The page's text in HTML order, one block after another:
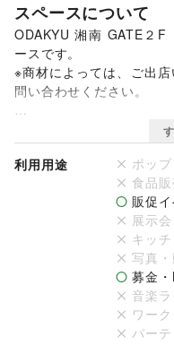
スペースについて
ODAKYU 湘南 GATE２F
ースです。
※商材によっては、ご出
問い合わせください。
・駅利用者の目に留ま
ー江ノ電とJR・小田急
行量・視認性ともに抜群
・観光客が多く訪れるエ
－江の島・鎌倉方面へ
・幅広い年齢層が行き
－学生からファミリー
トにアプローチが可能。
地元の逸品や新しいブラ
軟な活用が可能です。
利用用途
ポッ
食品
販促イ
展示
キッ
写真
募金
音楽
ワー
パー